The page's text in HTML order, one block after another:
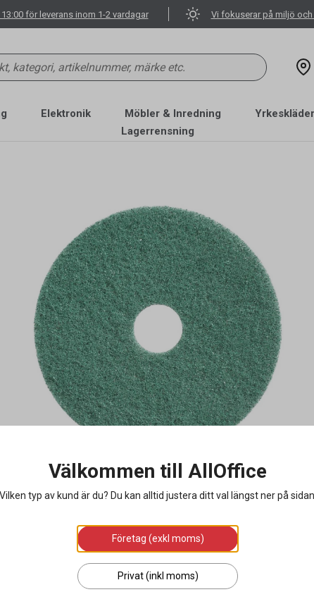
för leverans inom 1-2 vardagar Vi fokuserar på miljö
Elektronik Möbler & Inredning
Lagerrensning
Välkommen till AllOffice
Vilken typ av kund är du? Du kan alltid justera ditt val längst ner på sidan.
Företag (exkl moms)
Privat (inkl moms)